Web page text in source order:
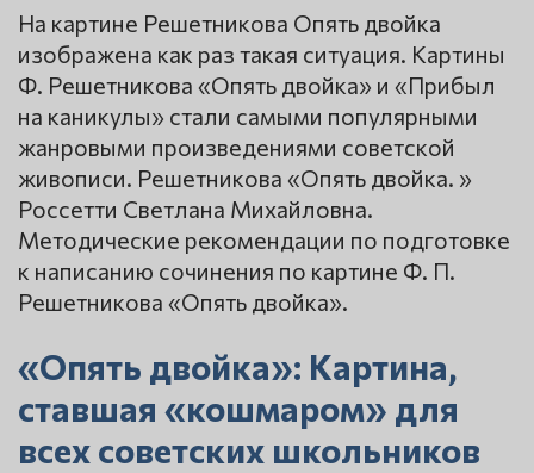
На картине Решетникова Опять двойка
изображена как раз такая ситуация. Картины
Ф. Решетникова «Опять двойка» и «Прибыл
на каникулы» стали самыми популярными
жанровыми произведениями советской
живописи. Решетникова «Опять двойка. »
Россетти Светлана Михайловна.
Методические рекомендации по подготовке
к написанию сочинения по картине Ф. П.
Решетникова «Опять двойка».
«Опять двойка»: Картина,
ставшая «кошмаром» для
всех советских школьников